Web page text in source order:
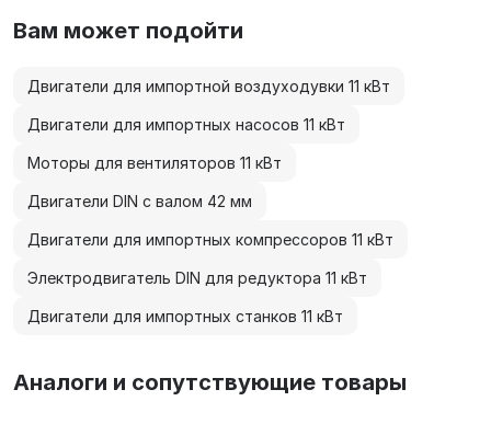
Вам может подойти
Двигатели для импортной воздуходувки 11 кВт
Двигатели для импортных насосов 11 кВт
Моторы для вентиляторов 11 кВт
Двигатели DIN с валом 42 мм
Двигатели для импортных компрессоров 11 кВт
Электродвигатель DIN для редуктора 11 кВт
Двигатели для импортных станков 11 кВт
Аналоги и сопутствующие товары